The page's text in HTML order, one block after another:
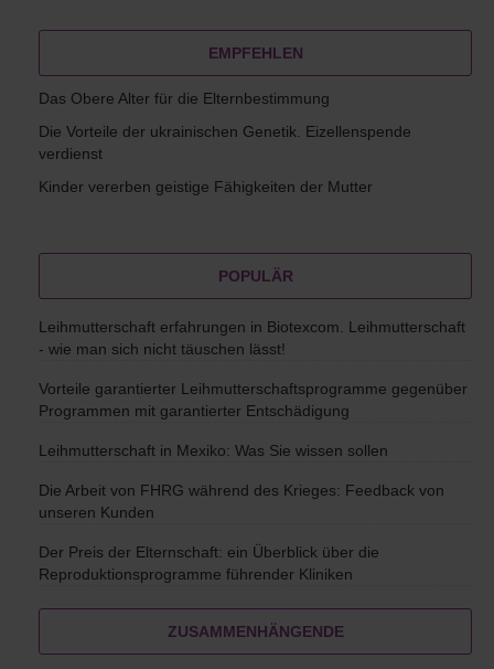
EMPFEHLEN
Das Obere Alter für die Elternbestimmung
Die Vorteile der ukrainischen Genetik. Eizellenspende
verdienst
Kinder vererben geistige Fähigkeiten der Mutter
POPULÄR
Leihmutterschaft erfahrungen in Biotexcom. Leihmutterschaft
- wie man sich nicht täuschen lässt!
Vorteile garantierter Leihmutterschaftsprogramme gegenüber
Programmen mit garantierter Entschädigung
Leihmutterschaft in Mexiko: Was Sie wissen sollen
Die Arbeit von FHRG während des Krieges: Feedback von
unseren Kunden
Der Preis der Elternschaft: ein Überblick über die
Reproduktionsprogramme führender Kliniken
ZUSAMMENHÄNGENDE